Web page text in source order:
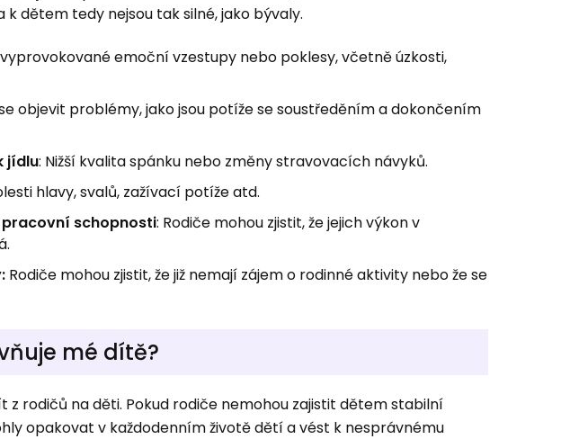
dětem tedy nejsou tak silné, jako bývaly.
emoční vzestupy nebo poklesy, včetně úzkosti,
objevit problémy, jako jsou potíže se soustředěním a dokončením
jídlu: Nižší kvalita spánku nebo změny stravovacích návyků.
hlavy, svalů, zažívací potíže atd.
schopnosti: Rodiče mohou zjistit, že jejich výkon v
Rodiče mohou zjistit, že již nemají zájem o rodinné aktivity nebo že se
mé dítě?
rodičů na děti. Pokud rodiče nemohou zajistit dětem stabilní
opakovat v každodenním životě dětí a vést k nesprávnému